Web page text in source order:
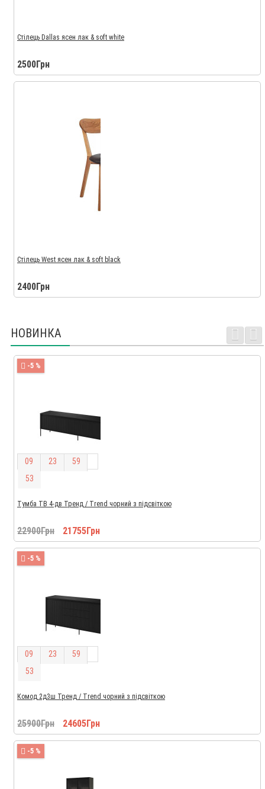
Стілець Dallas ясен лак & soft white
2500Грн
Стілець West ясен лак & soft black
2400Грн
НОВИНКА
-5 %
09 23 59
52
Тумба ТВ 4-дв Тренд / Trend чорний з підсвіткою
22900Грн 21755Грн
-5 %
09 23 59
52
Комод 2д3ш Тренд / Trend чорний з підсвіткою
25900Грн 24605Грн
-5 %